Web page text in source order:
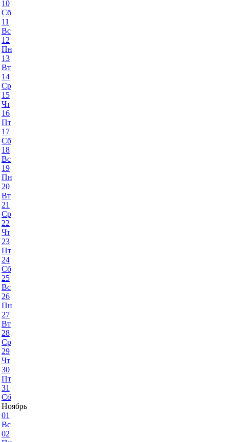
10
Сб
11
Вс
12
Пн
13
Вт
14
Ср
15
Чт
16
Пт
17
Сб
18
Вс
19
Пн
20
Вт
21
Ср
22
Чт
23
Пт
24
Сб
25
Вс
26
Пн
27
Вт
28
Ср
29
Чт
30
Пт
31
Сб
Ноябрь
01
Вс
02